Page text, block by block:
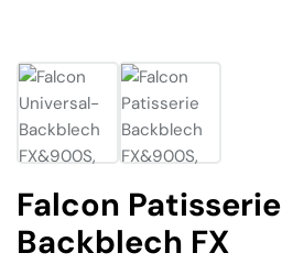
Falcon Patisserie
Backblech FX